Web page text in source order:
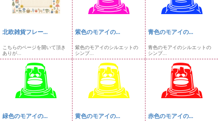
北欧雑貨フレー...
こちらのページを開いて頂き
ありが...
紫色のモアイの...
紫色のモアイのシルエットの
シンプ...
青色のモアイの...
青色のモアイのシルエットの
シンプ...
緑色のモアイの... 黄色のモアイの... 赤色のモアイの...